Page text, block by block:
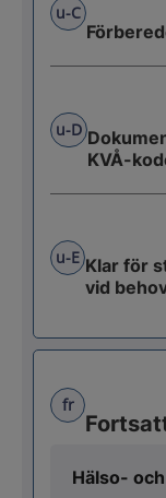
u-C
u-D
KVÅ-
u-E Klar för
vid
fr
Hälso-